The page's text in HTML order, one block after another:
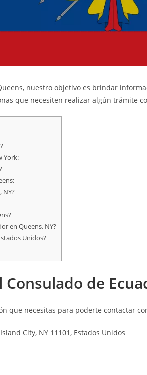
nuestro objetivo es brindar
que necesiten realizar algún trámite
York:
NY?
en Queens, NY?
Unidos?
de
que necesitas para poderte contactar
City, NY 11101, Estados Unidos